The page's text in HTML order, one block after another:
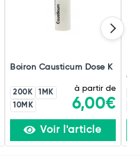
Boiron Causticum Dose K
200K
1MK
10MK
à partir de
6,00€
Voir l'article